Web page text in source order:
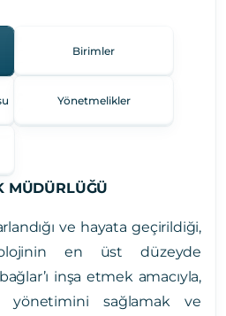
Birimler
Yönetmelikler
MÜDÜRLÜĞÜ
ve hayata geçirildiği,
en üst düzeyde
inşa etmek amacıyla,
yönetimini sağlamak ve